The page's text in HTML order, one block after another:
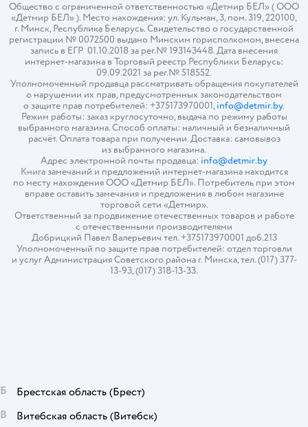
Общество с ограниченной ответственностью «Детмир БЕЛ» ( ООО
«Детмир БЕЛ» ). Место нахождения: ул. Кульман, 3, пом. 319, 220100,
г. Минск, Республика Беларусь. Свидетельство о государственной
регистрации № 0072500 выдано Минским горисполкомом, внесена
запись в ЕГР 01.10.2018 за рег.№ 193143448. Дата внесения
интернет-магазина в Торговый реестр Республики Беларусь:
09.09.2021 за рег.№ 518552.
Уполномоченный продавца рассматривать обращения покупателей
о нарушении их прав, предусмотренных законодательством
о защите прав потребителей: +375173970001,info@detmir.by.
Режим работы: заказ круглосуточно, выдача по режиму работы
выбранного магазина. Способ оплаты: наличный и безналичный
расчёт. Оплата товара при получении. Доставка: самовывоз
из выбранного магазина.
Адрес электронной почты продавца: info@detmir.by
Книга замечаний и предложений интернет-магазина находится
по месту нахождения ООО «Детмир БЕЛ». Потребитель при этом
вправе оставить замечания и предложения в любом магазине
торговой сети «Детмир».
Ответственный за продвижение отечественных товаров и работе
с отечественными производителями
Добрицкий Павел Валерьевич тел. +375173970001 доб.213
Уполномоченный по защите прав потребителей: отдел торговли
и услуг Администрация Советского района г. Минска, тел. (017) 377-
13-93, (017) 318-13-33.
Б Брестская область (Брест)
В
Витебская область (Витебск)